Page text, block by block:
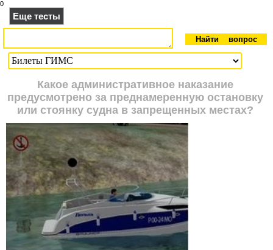
0
Еще тесты
Какое административное наказание
предусмотрено за преднамеренную остановку
или стоянку судна в запрещенных местах?